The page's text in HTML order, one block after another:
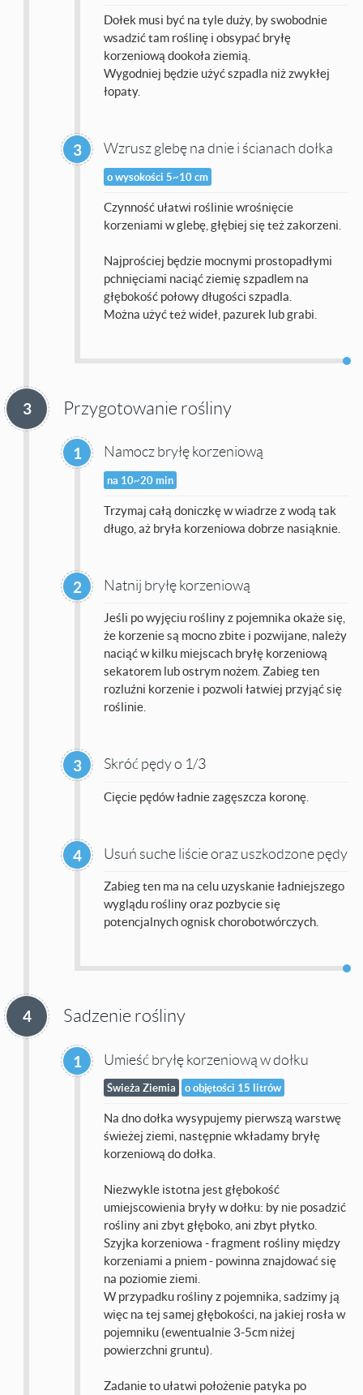
Dołek musi być na tyle duży, by swobodnie
wsadzić tam roślinę i obsypać bryłę
korzeniową dookoła ziemią.
Wygodniej będzie użyć szpadla niż zwykłej
łopaty.
3 Wzrusz glebę na dnie i ścianach dołka
o wysokości 5~10 cm
Czynność ułatwi roślinie wrośnięcie
korzeniami w glebę, głębiej się też zakorzeni.
Najprościej będzie mocnymi prostopadłymi
pchnięciami naciąć ziemię szpadlem na
głębokość połowy długości szpadla.
Można użyć też wideł, pazurek lub grabi.
3 Przygotowanie rośliny
1 Namocz bryłę korzeniową
na 10~20 min
Trzymaj całą doniczkę w wiadrze z wodą tak
długo, aż bryła korzeniowa dobrze nasiąknie.
2 Natnij bryłę korzeniową
Jeśli po wyjęciu rośliny z pojemnika okaże się,
że korzenie są mocno zbite i pozwijane, należy
naciąć w kilku miejscach bryłę korzeniową
sekatorem lub ostrym nożem. Zabieg ten
rozluźni korzenie i pozwoli łatwiej przyjąć się
roślinie.
3 Skróć pędy o 1/3
Cięcie pędów ładnie zagęszcza koronę.
4 Usuń suche liście oraz uszkodzone pędy
Zabieg ten ma na celu uzyskanie ładniejszego
wyglądu rośliny oraz pozbycie się
potencjalnych ognisk chorobotwórczych.
4 Sadzenie rośliny
1 Umieść bryłę korzeniową w dołku
Świeża Ziemia o objętości 15 litrów
Na dno dołka wysypujemy pierwszą warstwę
świeżej ziemi, następnie wkładamy bryłę
korzeniową do dołka.
Niezwykle istotna jest głębokość
umiejscowienia bryły w dołku: by nie posadzić
rośliny ani zbyt głęboko, ani zbyt płytko.
Szyjka korzeniowa - fragment rośliny między
korzeniami a pniem - powinna znajdować się
na poziomie ziemi.
W przypadku rośliny z pojemnika, sadzimy ją
więc na tej samej głębokości, na jakiej rosła w
pojemniku (ewentualnie 3-5cm niżej
powierzchni gruntu).
Zadanie to ułatwi położenie patyka po